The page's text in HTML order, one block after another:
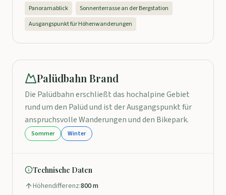
Panoramablick
Sonnenterrasse an der Bergstation
Ausgangspunkt für Höhenwanderungen
Palüdbahn Brand
Die Palüdbahn erschließt das hochalpine Gebiet
rund um den Palüd und ist der Ausgangspunkt für
anspruchsvolle Wanderungen und den Bikepark.
Sommer Winter
Technische Daten
Höhendifferenz:800 m